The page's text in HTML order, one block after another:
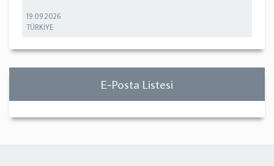
19.09.2026
TÜRKİYE
E-Posta Listesi